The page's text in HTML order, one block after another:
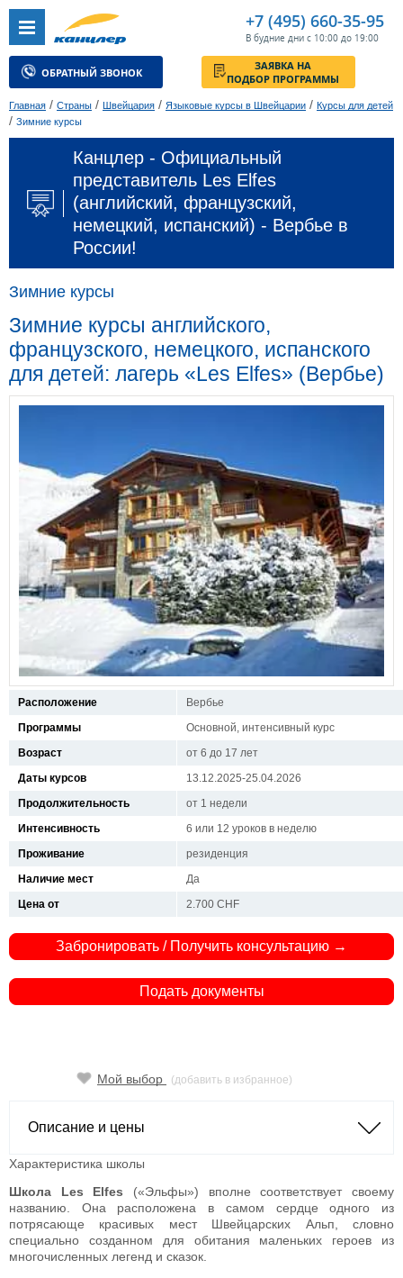
+7 (495) 660-35-95
В будние дни с 10:00 до 19:00
ОБРАТНЫЙ ЗВОНОК
ЗАЯВКА НА
ПОДБОР ПРОГРАММЫ
Главная / Страны / Швейцария / Языковые курсы в Швейцарии / Курсы для детей
/ Зимние курсы
Канцлер - Официальный
представитель Les Elfes
(английский, французский,
немецкий, испанский) - Вербье в
России!
Зимние курсы
Зимние курсы английского,
французского, немецкого, испанского
для детей: лагерь «Les Elfes» (Вербье)
Расположение
Вербье
Программы
Основной, интенсивный курс
Возраст
от 6 до 17 лет
Даты курсов
13.12.2025-25.04.2026
Продолжительность
от 1 недели
Интенсивность
6 или 12 уроков в неделю
Проживание
резиденция
Наличие мест
Да
Цена от
2.700 CHF
Забронировать / Получить консультацию →
Подать документы
Мой выбор (добавить в избранное)
Описание и цены
Характеристика школы
Школа Les Elfes («Эльфы») вполне соответствует своему
названию. Она расположена в самом сердце одного из
потрясающе красивых мест Швейцарских Альп, словно
специально созданном для обитания маленьких героев из
многочисленных легенд и сказок.